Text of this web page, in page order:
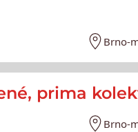
Brno-
prima
Brno-